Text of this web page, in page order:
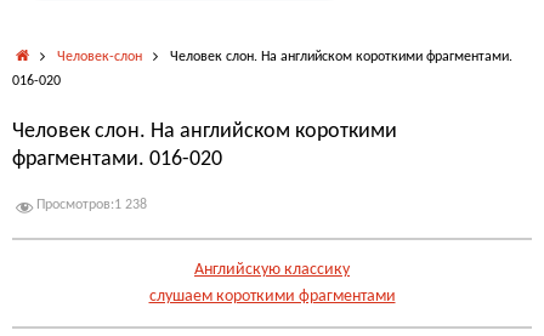
ГлавнаяЧеловек-слон
Человек слон. На английском короткими фрагментами.
016-020
Человек слон. На английском короткими
фрагментами. 016-020
Просмотров:1 238
Английскую классику
слушаем короткими фрагментами